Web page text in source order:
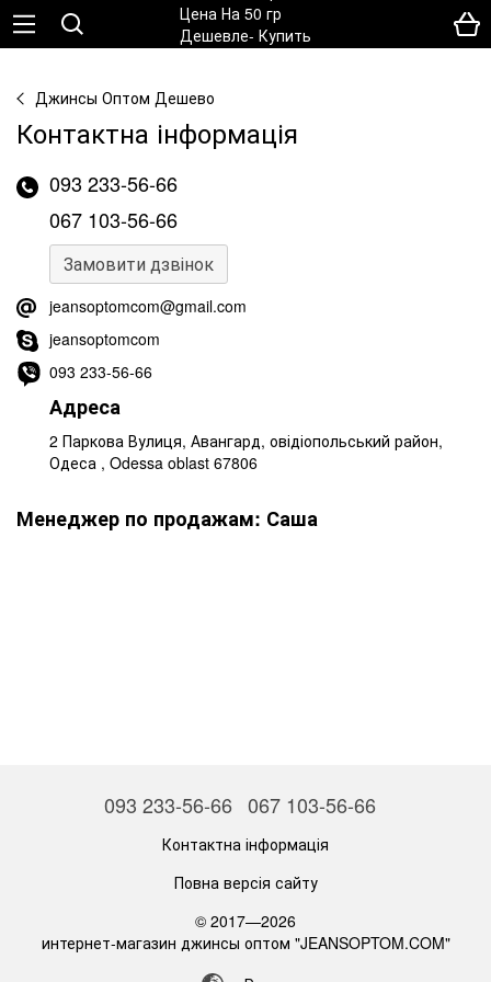
Джинсы Оптом Дешево
Контактна інформація
093 233-56-66
067 103-56-66
Замовити дзвінок
jeansoptomcom@gmail.com
jeansoptomcom
093 233-56-66
Адреса
2 Паркова Вулиця, Авангард, овідіопольський район,
Одеса , Odessa oblast 67806
Менеджер по продажам: Саша
093 233-56-66 067 103-56-66
Контактна інформація
Повна версія сайту
© 2017—2026
интернет-магазин джинсы оптом "JEANSOPTOM.COM"